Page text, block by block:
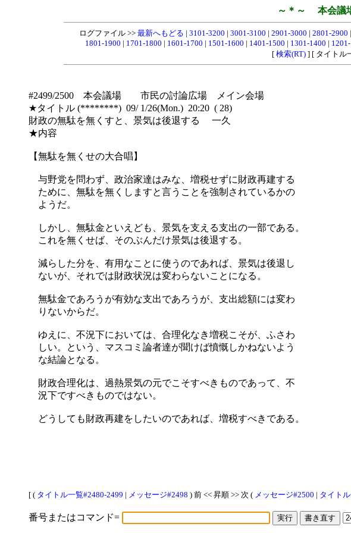
～＊～ 本会議
ログファイル >> 最新へもどる | 3101-3200 | 3001-3100 | 2901-3000 | 2801-2900 |
1801-1900 | 1701-1800 | 1601-1700 | 1501-1600 | 1401-1500 | 1301-1400 |
[ 検索(RT)] [ タイトル
#2499/2500 本会議場 市民の討論広場 メイン会場
★タイトル (********) 09/ 1/26(Mon.) 20:20 ( 28)
財政の無駄を無くすと、景気は後退する 一久
★内容
【無駄を無くせの大合唱】
与野党を問わず、政治家達はみな、増税せずに財政再建する
ために、無駄を無くしますと言うことを強制されているかの
ようだ。
しかし、無駄金といえども、景気を支える支出の一部である。
これを無くせば、そのぶんだけ景気は後退する。
減らした分を、有用なことに使うのであれば、景気は後退し
ないが、それでは財政状況は変わらないことになる。
無駄金であろうが有効な支出であろうが、支出総額には変わ
りないからだ。
ゆえに、不況下においては、合理化なき増税こそが、ふさわ
しい。という、マスコミ論者達が聞けば憤慨しかねないよう
な結論となる。
財政合理化は、過熱景気の元でこそすべきものであって、不
況下ですべきものではない。
どうしても財政再建をしたいのであれば、増税すべきである。
[ ( タイトル一覧#2480-2499 | メッセージ#2498 ) 前 << 昇順 >> 次 ( メッセージ#2500 | タイト
番号またはコマンド=